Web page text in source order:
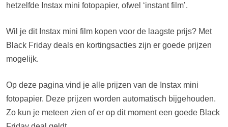
hetzelfde Instax mini fotopapier, ofwel ‘instant film’.
Wil je dit Instax mini film kopen voor de laagste prijs? Met
Black Friday deals en kortingsacties zijn er goede prijzen
mogelijk.
Op deze pagina vind je alle prijzen van de Instax mini
fotopapier. Deze prijzen worden automatisch bijgehouden.
Zo kun je meteen zien of er op dit moment een goede Black